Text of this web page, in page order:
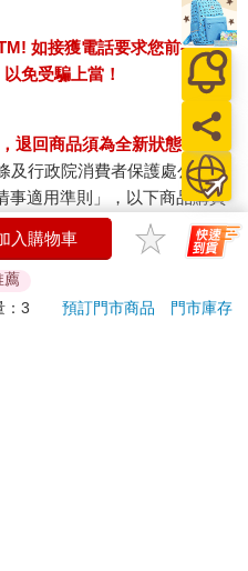
如接獲電話要求您前往
免受騙上當！
退回商品須為全新狀態**
及行政院消費者保護處公告之
事適用準則」，以下商品購買
提供7天的猶豫期：
解約時即將逾期。（如：生
給付。（客製化商品）
、外文雜誌）
入購物車
薦
：3 預訂門市商品
門市庫存